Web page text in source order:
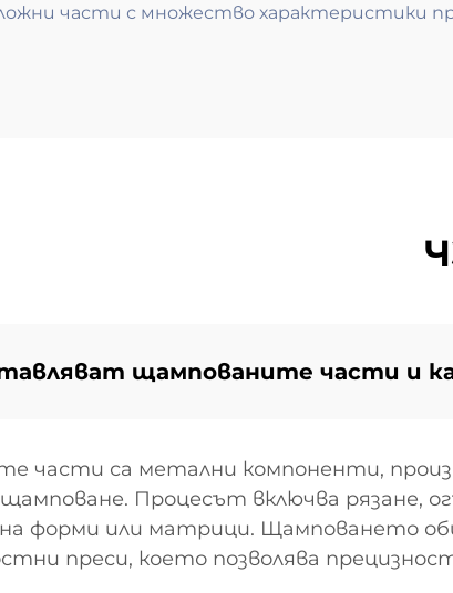
части с множество характеристики
щампованите части и
части са метални компоненти,
Процесът включва рязане,
форми или матрици. Щамповането
преси, което позволява